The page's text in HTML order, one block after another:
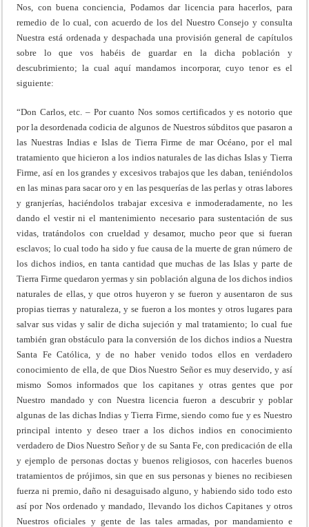
Nos, con buena conciencia, Podamos dar licencia para hacerlos, para
remedio de lo cual, con acuerdo de los del Nuestro Consejo y consulta
Nuestra está ordenada y despachada una provisión general de capítulos
sobre lo que vos habéis de guardar en la dicha población y
descubrimiento; la cual aquí mandamos incorporar, cuyo tenor es el
siguiente:
“Don Carlos, etc. – Por cuanto Nos somos certificados y es notorio que
por la desordenada codicia de algunos de Nuestros súbditos que pasaron a
las Nuestras Indias e Islas de Tierra Firme de mar Océano, por el mal
tratamiento que hicieron a los indios naturales de las dichas Islas y Tierra
Firme, así en los grandes y excesivos trabajos que les daban, teniéndolos
en las minas para sacar oro y en las pesquerías de las perlas y otras labores
y granjerías, haciéndolos trabajar excesiva e inmoderadamente, no les
dando el vestir ni el mantenimiento necesario para sustentación de sus
vidas, tratándolos con crueldad y desamor, mucho peor que si fueran
esclavos; lo cual todo ha sido y fue causa de la muerte de gran número de
los dichos indios, en tanta cantidad que muchas de las Islas y parte de
Tierra Firme quedaron yermas y sin población alguna de los dichos indios
naturales de ellas, y que otros huyeron y se fueron y ausentaron de sus
propias tierras y naturaleza, y se fueron a los montes y otros lugares para
salvar sus vidas y salir de dicha sujeción y mal tratamiento; lo cual fue
también gran obstáculo para la conversión de los dichos indios a Nuestra
Santa Fe Católica, y de no haber venido todos ellos en verdadero
conocimiento de ella, de que Dios Nuestro Señor es muy deservido, y así
mismo Somos informados que los capitanes y otras gentes que por
Nuestro mandado y con Nuestra licencia fueron a descubrir y poblar
algunas de las dichas Indias y Tierra Firme, siendo como fue y es Nuestro
principal intento y deseo traer a los dichos indios en conocimiento
verdadero de Dios Nuestro Señor y de su Santa Fe, con predicación de ella
y ejemplo de personas doctas y buenos religiosos, con hacerles buenos
tratamientos de prójimos, sin que en sus personas y bienes no recibiesen
fuerza ni premio, daño ni desaguisado alguno, y habiendo sido todo esto
así por Nos ordenado y mandado, llevando los dichos Capitanes y otros
Nuestros oficiales y gente de las tales armadas, por mandamiento e